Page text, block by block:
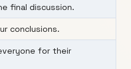
final discussion.
conclusions.
for their